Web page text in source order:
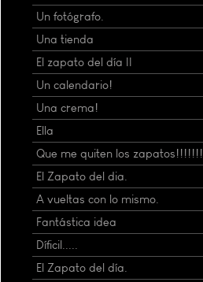
Un fotógrafo.
Una tienda
El zapato del día II
Un calendario!
Una crema!
Ella
Que me quiten los zapatos!!!!!!!
El Zapato del dia.
A vueltas con lo mismo.
Fantástica idea
Díficil.....
El Zapato del día.